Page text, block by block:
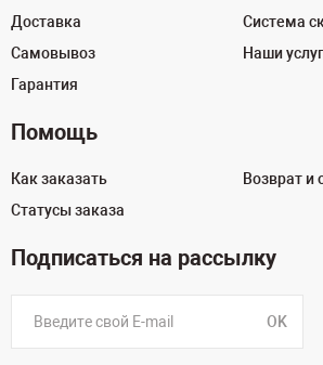
Доставка
Самовывоз
Гарантия
Система
Наши
Помощь
Как заказать
Статусы заказа
Возврат и
Подписаться на рассылку
OK